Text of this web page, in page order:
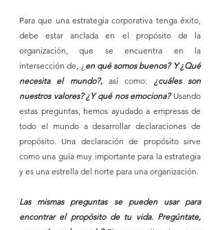
Para que una estrategia corporativa tenga éxito,
debe estar anclada en el propósito de la
organización, que se encuentra en la
intersección de, ¿ en qué somos buenos? Y ¿Qué
necesita el mundo?, así como: ¿cuáles son
nuestros valores? ¿Y qué nos emociona? Usando
estas preguntas, hemos ayudado a empresas de
todo el mundo a desarrollar declaraciones de
propósito. Una declaración de propósito sirve
como una guía muy importante para la estrategia
y es una estrella del norte para una organización.
Las mismas preguntas se pueden usar para
encontrar el propósito de tu vida. Pregúntate,